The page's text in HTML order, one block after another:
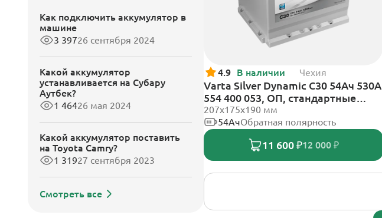
Как подключить аккумулятор в
машине
3 39726 сентября 2024
Какой аккумулятор
устанавливается на Субару
Аутбек?
1 46426 мая 2024
Какой аккумулятор поставить
на Toyota Camry?
1 31927 сентября 2023
Смотреть все
4.9 В наличии Чехия
Varta Silver Dynamic C30 54Ач 530А
554 400 053, ОП, стандартные
клеммы
207х175х190 мм
54АчОбратная полярность
11 600 ₽12 000 ₽